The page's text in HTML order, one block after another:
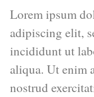
Lorem ipsum
adipiscing elit,
incididunt ut
aliqua. Ut enim
nostrud